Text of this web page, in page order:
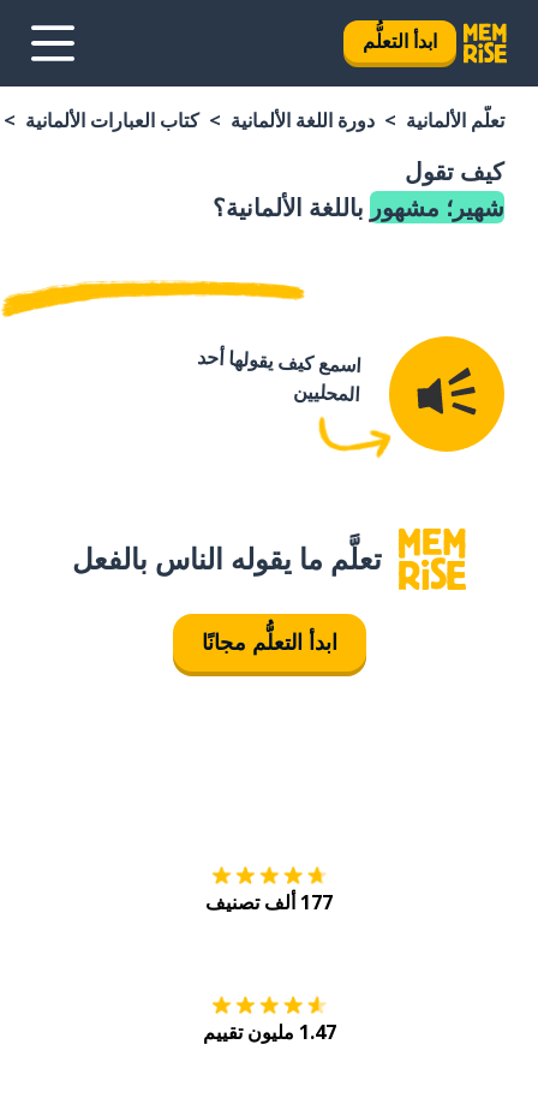
ابدأ التعلُّم
تعلَّم الألمانية دورة اللغة الألمانية كتاب العبارات الألمانية
كيف تقول
شهير؛ مشهور باللغة الألمانية؟
اسمع كيف يقولها أحد
المحليين
تعلَّم ما يقوله الناس بالفعل
ابدأ التعلُّم مجانًا
177 ألف تصنيف
1.47 مليون تقييم